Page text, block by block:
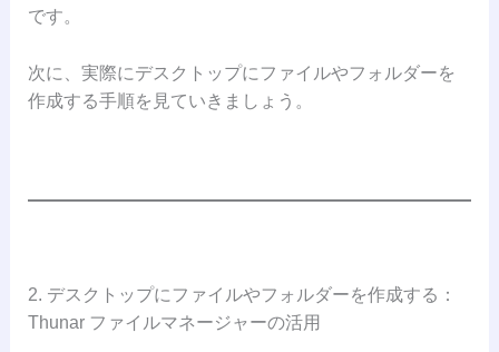
です。
次に、実際にデスクトップにファイルやフォルダーを
作成する手順を見ていきましょう。
2. デスクトップにファイルやフォルダーを作成する：
Thunar ファイルマネージャーの活用